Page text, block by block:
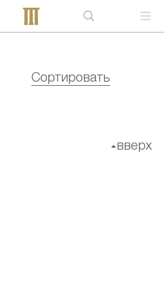
Сортировать
вверх